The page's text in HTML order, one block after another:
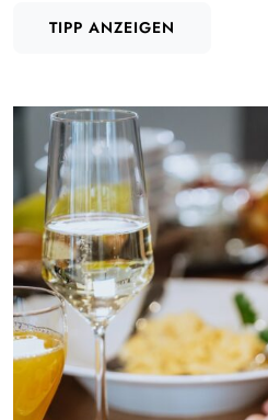
TIPP ANZEIGEN